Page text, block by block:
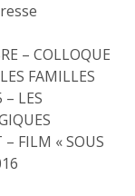
– COLLOQUE
FAMILLES
LES
– FILM « SOUS